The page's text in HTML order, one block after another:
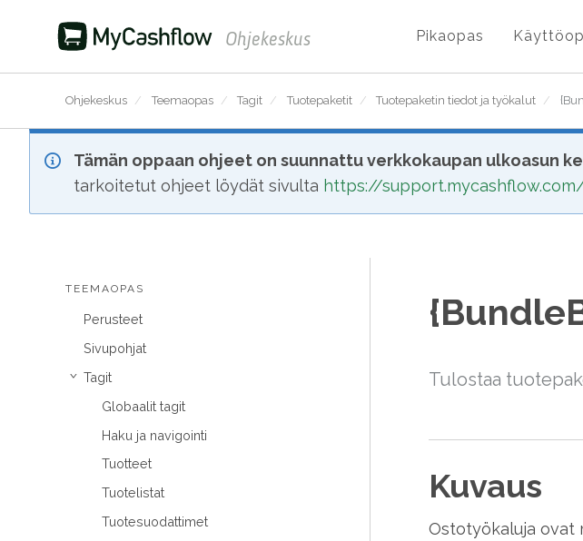
Ohjekeskus Pikaopas
Ohjekeskus / Teemaopas / Tagit / Tuotepaketit / Tuotepaketin tiedot ja työkalut /
Tämän oppaan ohjeet on suunnattu verkkokaupan ulkoasun
tarkoitetut ohjeet löydät sivulta https://
TEEMAOPAS
Perusteet
Sivupohjat
› Tagit
Globaalit tagit
Haku ja navigointi
Tuotteet
Tuotelistat
Tuotesuodattimet
Tulostaa
Kuvaus
Ostotyökaluja ovat